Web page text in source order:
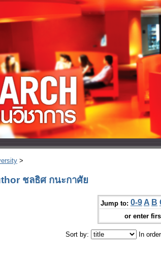
>
ชลธิศ กนะกาศัย
Jump to: 0-9 A B
or enter
Sort by: In